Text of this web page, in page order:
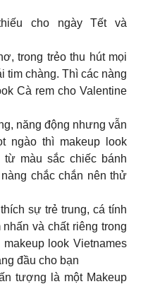
cho ngày Tết và
trong trẻo thu hút mọi
tim chàng. Thì các nàng
Cà rem cho Valentine
năng động nhưng vẫn
ngào thì makeup look
màu sắc chiếc bánh
chắc chắn nên thử
sự trẻ trung, cá tính
và chất riêng trong
look Vietnames
đầu cho bạn
tượng là một Makeup